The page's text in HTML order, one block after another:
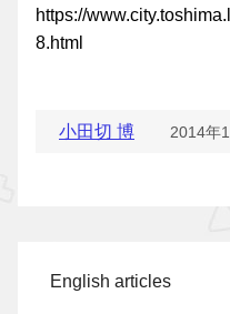
https://
8.html
小田切 博 2014年
English articles